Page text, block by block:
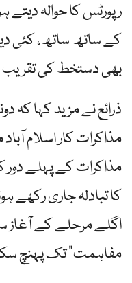
رپورٹس کا حوالہ دیتے
کے ساتھ ساتھ، کئی
بھی دستخط کی
ذرائع نے مزید کہا کہ
مذاکرات کے پہلے
کا تبادلہ جاری رکھے
اگلے مرحلے کے آغاز
مفاہمت” تک پہنچ